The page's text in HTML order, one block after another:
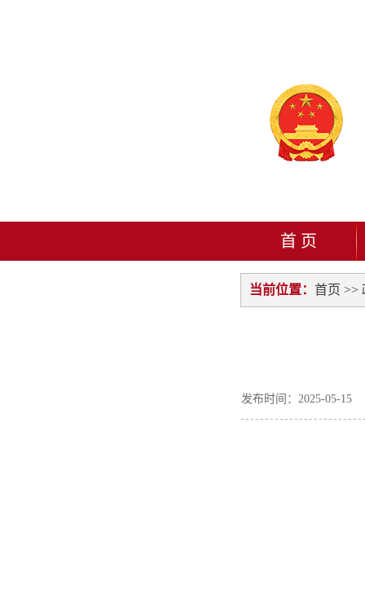
首 页
当前位置： 首页 >>
发布时间：2025-05-